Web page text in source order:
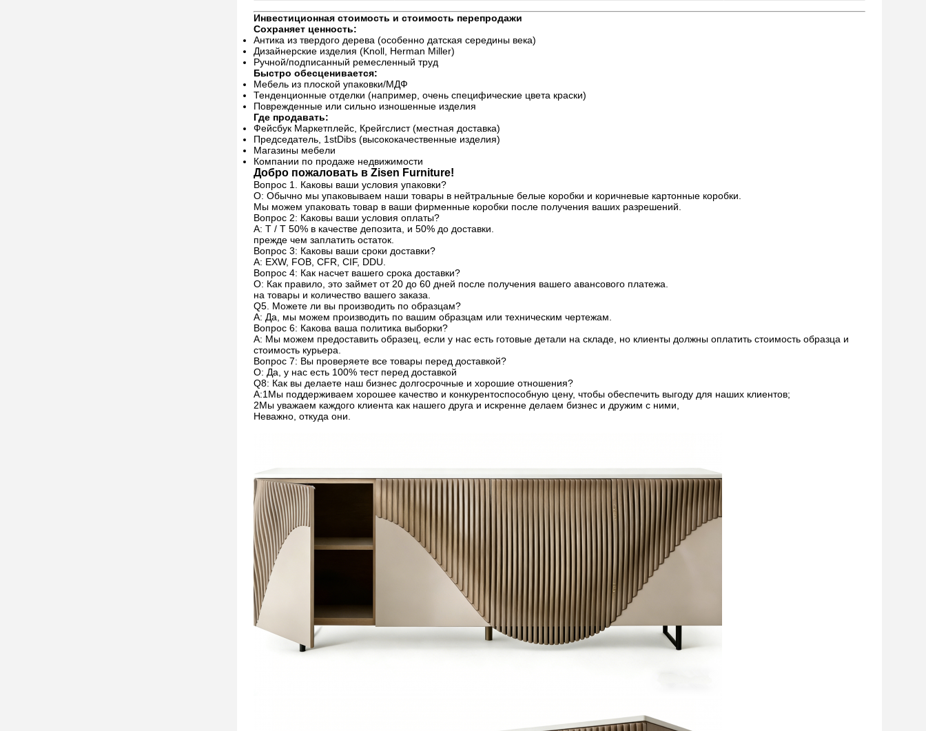
Инвестиционная стоимость и стоимость перепродажи
Сохраняет ценность:
Антика из твердого дерева (особенно датская середины века)
Дизайнерские изделия (Knoll, Herman Miller)
Ручной/подписанный ремесленный труд
Быстро обесценивается:
Мебель из плоской упаковки/МДФ
Тенденционные отделки (например, очень специфические цвета краски)
Поврежденные или сильно изношенные изделия
Где продавать:
Фейсбук Маркетплейс, Крейгслист (местная доставка)
Председатель, 1stDibs (высококачественные изделия)
Магазины мебели
Компании по продаже недвижимости
Добро пожаловать в Zisen Furniture!
Вопрос 1. Каковы ваши условия упаковки?
О: Обычно мы упаковываем наши товары в нейтральные белые коробки и коричневые картонные коробки.
Мы можем упаковать товар в ваши фирменные коробки после получения ваших разрешений.
Вопрос 2: Каковы ваши условия оплаты?
A: T / T 50% в качестве депозита, и 50% до доставки.
прежде чем заплатить остаток.
Вопрос 3: Каковы ваши сроки доставки?
A: EXW, FOB, CFR, CIF, DDU.
Вопрос 4: Как насчет вашего срока доставки?
О: Как правило, это займет от 20 до 60 дней после получения вашего авансового платежа.
на товары и количество вашего заказа.
Q5. Можете ли вы производить по образцам?
A: Да, мы можем производить по вашим образцам или техническим чертежам.
Вопрос 6: Какова ваша политика выборки?
A: Мы можем предоставить образец, если у нас есть готовые детали на складе, но клиенты должны оплатить стоимость образца и
стоимость курьера.
Вопрос 7: Вы проверяете все товары перед доставкой?
О: Да, у нас есть 100% тест перед доставкой
Q8: Как вы делаете наш бизнес долгосрочные и хорошие отношения?
А:1Мы поддерживаем хорошее качество и конкурентоспособную цену, чтобы обеспечить выгоду для наших клиентов;
2Мы уважаем каждого клиента как нашего друга и искренне делаем бизнес и дружим с ними,
Неважно, откуда они.